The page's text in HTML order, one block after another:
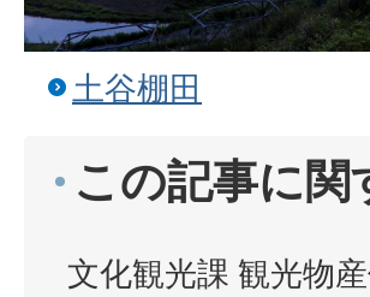
土谷棚田
この記事に
文化観光課 観光物